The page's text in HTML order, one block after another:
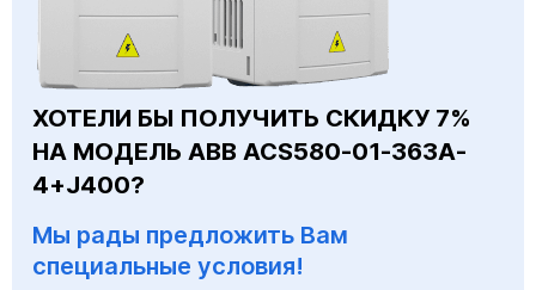
ХОТЕЛИ БЫ ПОЛУЧИТЬ СКИДКУ 7%
НА МОДЕЛЬ ABB ACS580-01-363A-
4+J400?
Мы рады предложить Вам
специальные условия!